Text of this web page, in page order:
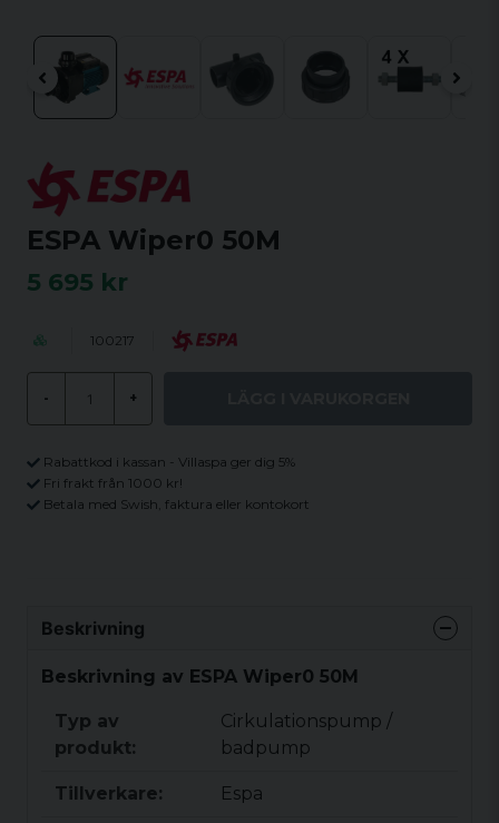
ESPA Wiper0 50M
5 695 kr
100217
- +
Rabattkod i kassan - Villaspa ger dig 5%
Fri frakt från 1000 kr!
Betala med Swish, faktura eller kontokort
Beskrivning
Beskrivning av ESPA Wiper0 50M
Typ av
produkt:
Cirkulationspump /
badpump
Tillverkare: Espa